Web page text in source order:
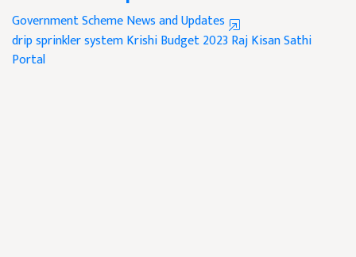
Government Scheme News and Updates
drip sprinkler systemKrishi Budget 2023 Raj Kisan Sathi
Portal